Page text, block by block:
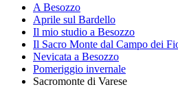
A Besozzo
Aprile sul Bardello
Il mio studio a Besozzo
Il Sacro Monte dal Campo dei
Nevicata a Besozzo
Pomeriggio invernale
Sacromonte di Varese